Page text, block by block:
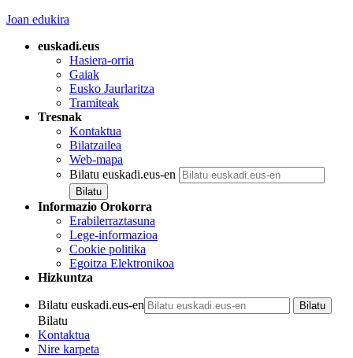
Joan edukira
euskadi.eus
Hasiera-orria
Gaiak
Eusko Jaurlaritza
Tramiteak
Tresnak
Kontaktua
Bilatzailea
Web-mapa
Bilatu euskadi.eus-en
Informazio Orokorra
Erabilerraztasuna
Lege-informazioa
Cookie politika
Egoitza Elektronikoa
Hizkuntza
Bilatu euskadi.eus-en
Bilatu
Kontaktua
Nire karpeta